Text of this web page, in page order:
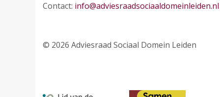
Contact: info@adviesraadsociaaldomeinleiden.nl
© 2026 Adviesraad Sociaal Domein Leiden